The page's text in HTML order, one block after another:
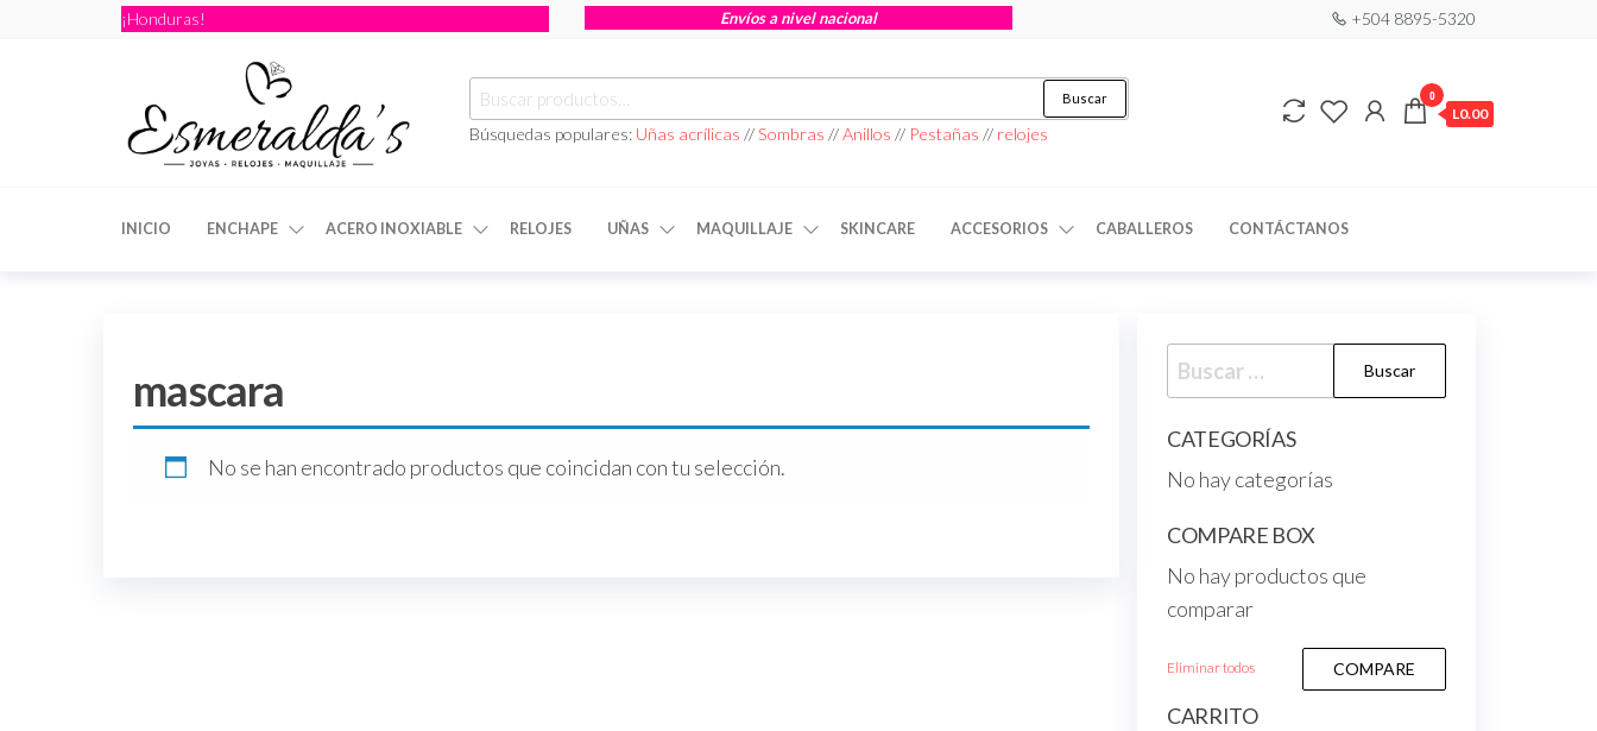
¡Honduras! Envíos a nivel nacional +504 8895-5320
Esmeraldas
Relojería
Buscar
Búsquedas populares: Uñas acrílicas //Sombras //Anillos // Pestañas // relojes
0
L0.00
INICIO ENCHAPE ACERO INOXIABLE RELOJES UÑAS MAQUILLAJE SKINCARE ACCESORIOS CABALLEROS CONTÁCTANOS
mascara
No se han encontrado productos que coincidan con tu selección.
CATEGORÍAS
No hay categorías
COMPARE BOX
No hay productos que
comparar
Eliminar todos COMPARE
CARRITO